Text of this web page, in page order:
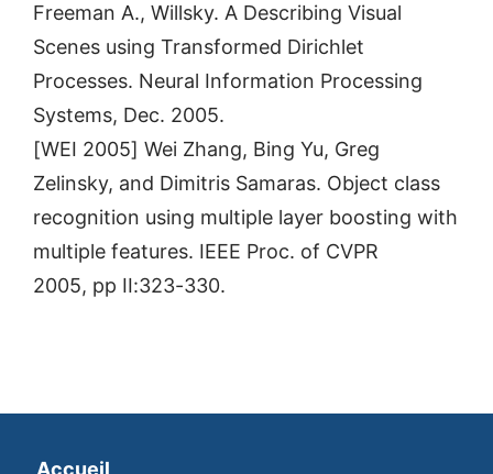
Freeman A., Willsky. A Describing Visual
Scenes using Transformed Dirichlet
Processes. Neural Information Processing
Systems, Dec. 2005.
[WEI 2005] Wei Zhang, Bing Yu, Greg
Zelinsky, and Dimitris Samaras. Object class
recognition using multiple layer boosting with
multiple features. IEEE Proc. of CVPR
2005, pp II:323-330.
Accueil